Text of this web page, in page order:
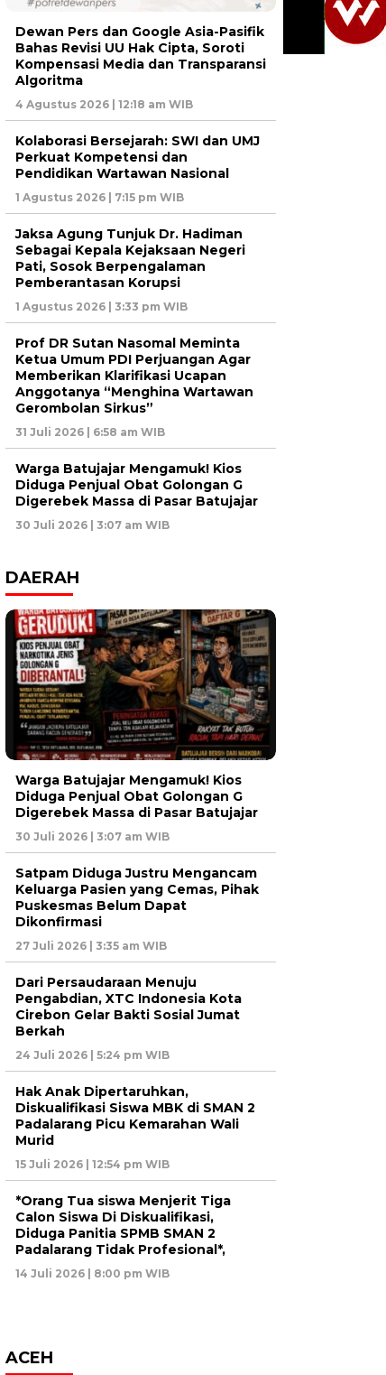
Dewan Pers dan Google Asia-Pasifik
Bahas Revisi UU Hak Cipta, Soroti
Kompensasi Media dan Transparansi
Algoritma
4 Agustus 2026 | 12:18 am WIB
Kolaborasi Bersejarah: SWI dan UMJ
Perkuat Kompetensi dan
Pendidikan Wartawan Nasional
1 Agustus 2026 | 7:15 pm WIB
Jaksa Agung Tunjuk Dr. Hadiman
Sebagai Kepala Kejaksaan Negeri
Pati, Sosok Berpengalaman
Pemberantasan Korupsi
1 Agustus 2026 | 3:33 pm WIB
Prof DR Sutan Nasomal Meminta
Ketua Umum PDI Perjuangan Agar
Memberikan Klarifikasi Ucapan
Anggotanya “Menghina Wartawan
Gerombolan Sirkus”
31 Juli 2026 | 6:58 am WIB
Warga Batujajar Mengamuk! Kios
Diduga Penjual Obat Golongan G
Digerebek Massa di Pasar Batujajar
30 Juli 2026 | 3:07 am WIB
DAERAH
Warga Batujajar Mengamuk! Kios
Diduga Penjual Obat Golongan G
Digerebek Massa di Pasar Batujajar
30 Juli 2026 | 3:07 am WIB
Satpam Diduga Justru Mengancam
Keluarga Pasien yang Cemas, Pihak
Puskesmas Belum Dapat
Dikonfirmasi
27 Juli 2026 | 3:35 am WIB
Dari Persaudaraan Menuju
Pengabdian, XTC Indonesia Kota
Cirebon Gelar Bakti Sosial Jumat
Berkah
24 Juli 2026 | 5:24 pm WIB
Hak Anak Dipertaruhkan,
Diskualifikasi Siswa MBK di SMAN 2
Padalarang Picu Kemarahan Wali
Murid
15 Juli 2026 | 12:54 pm WIB
*Orang Tua siswa Menjerit Tiga
Calon Siswa Di Diskualifikasi,
Diduga Panitia SPMB SMAN 2
Padalarang Tidak Profesional*,
14 Juli 2026 | 8:00 pm WIB
ACEH